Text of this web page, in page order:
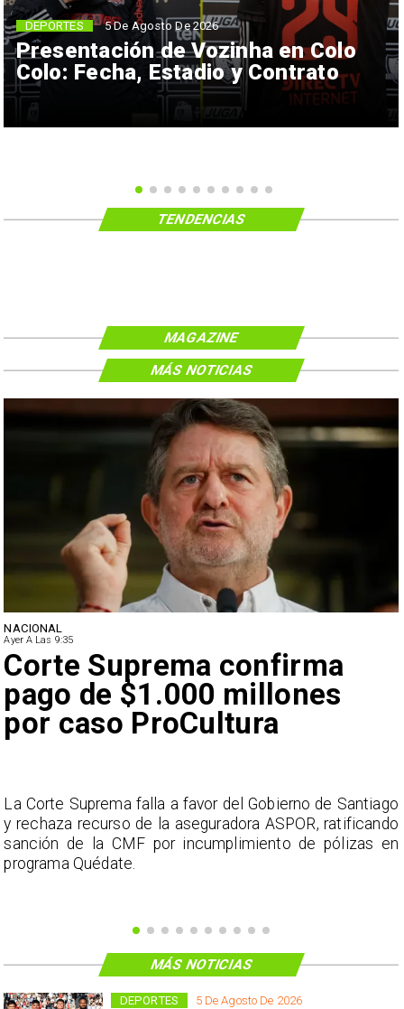
Presentación de Vozinha en Colo
Colo: Fecha, Estadio y Contrato
DEPORTES 5 De Agosto De 2026
TENDENCIAS
MAGAZINE
NACIONAL
Ayer A Las 9:35
Corte Suprema confirma
pago de $1.000 millones
por caso ProCultura
La Corte Suprema falla a favor del Gobierno de Santiago
y rechaza recurso de la aseguradora ASPOR, ratificando
sanción de la CMF por incumplimiento de pólizas en
programa Quédate.
MÁS NOTICIAS
5 De Agosto De 2026
DEPORTES
MÁS NOTICIAS